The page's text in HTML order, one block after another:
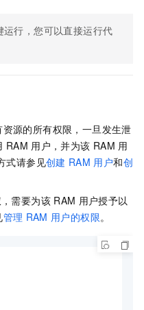
行，您可以直接运行代
源的所有权限，一旦发生泄
RAM 用户，并为该 RAM 用
式请参见创建 RAM 用户和创
需要为该 RAM 用户授予以
管理 RAM 用户的权限。